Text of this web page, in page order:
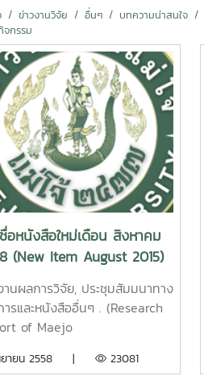
ข่าวงานวิจัย อื่นๆ บทความน่าสนใจ
จกรรม
อหนังสือใหม่เดือน สิงหาคม
(New Item August 2015)
านผลการวิจัย, ประชุมสัมมนาทาง
ารและหนังสืออื่นๆ . (Research
of Maejo
รทางการตลาดเกษตรกรรายย่อย
ยายน 2558 | 23081